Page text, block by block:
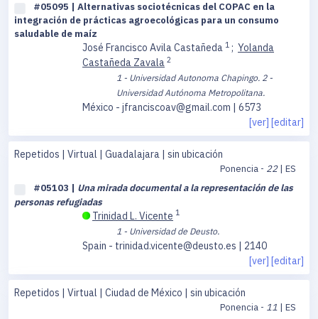
#05095 | Alternativas sociotécnicas del COPAC en la
integración de prácticas agroecológicas para un consumo
saludable de maíz
José Francisco Avila Castañeda 1 ; Yolanda
Castañeda Zavala 2
1 - Universidad Autonoma Chapingo. 2 -
Universidad Autónoma Metropolitana.
México - jfranciscoav@gmail.com | 6573
[ver] [editar]
Repetidos | Virtual | Guadalajara | sin ubicación
Ponencia - 22| ES
#05103 | Una mirada documental a la representación de las
personas refugiadas
Trinidad L. Vicente 1
1 - Universidad de Deusto.
Spain - trinidad.vicente@deusto.es | 2140
[ver] [editar]
Repetidos | Virtual | Ciudad de México | sin ubicación
Ponencia - 11 | ES